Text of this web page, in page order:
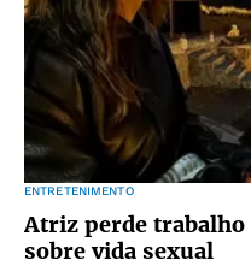
ENTRETENIMENTO
Atriz perde trabalho
sobre vida sexual